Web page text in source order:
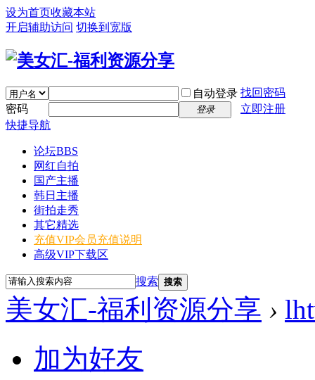
设为首页收藏本站
开启辅助访问 切换到宽版
自动登录 找回密码
密码
登录
立即注册
快捷导航
论坛BBS
网红自拍
国产主播
韩日主播
街拍走秀
其它精选
充值VIP会员充值说明
高级VIP下载区
搜索 搜索
美女汇-福利资源分享 ›
加为好友